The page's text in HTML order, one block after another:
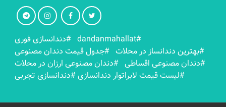
#dandanmahallat
#دندانسازی فوری
#بهترين دندانساز در محلات #جدول قیمت دندان مصنوعی
#دندان مصنوعی اقساطی #دندان مصنوعی ارزان در محلات
#لیست قیمت لابراتوار دندانسازی#دندانسازی تجربی